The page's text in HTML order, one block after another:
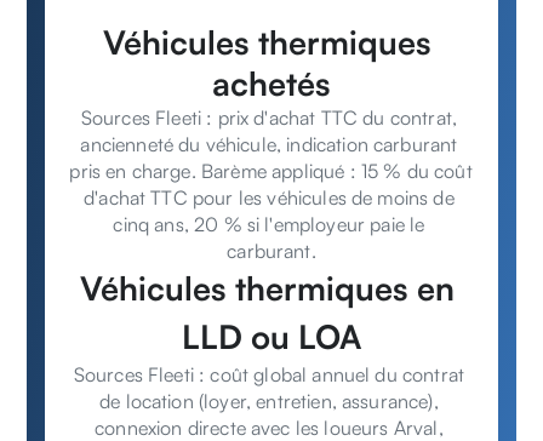
Véhicules thermiques
achetés
Sources Fleeti : prix d'achat TTC du contrat,
ancienneté du véhicule, indication carburant
pris en charge. Barème appliqué : 15 % du coût
d'achat TTC pour les véhicules de moins de
cinq ans, 20 % si l'employeur paie le
carburant.
Véhicules thermiques en
LLD ou LOA
Sources Fleeti : coût global annuel du contrat
de location (loyer, entretien, assurance),
connexion directe avec les loueurs Arval,